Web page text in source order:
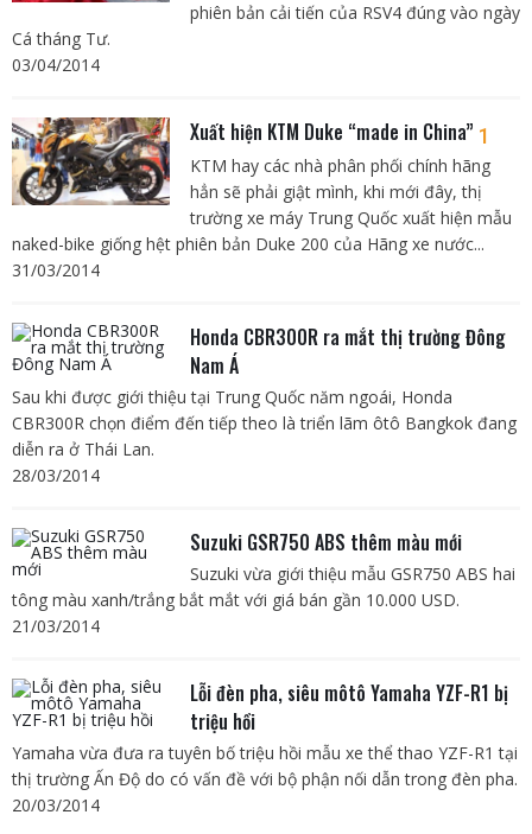
phiên bản cải tiến của RSV4 đúng vào ngày
Cá tháng Tư.
03/04/2014
Xuất hiện KTM Duke “made in China” 1
KTM hay các nhà phân phối chính hãng
hẳn sẽ phải giật mình, khi mới đây, thị
trường xe máy Trung Quốc xuất hiện mẫu
naked-bike giống hệt phiên bản Duke 200 của Hãng xe nước...
31/03/2014
Honda CBR300R ra mắt thị trường Đông
Nam Á
Sau khi được giới thiệu tại Trung Quốc năm ngoái, Honda
CBR300R chọn điểm đến tiếp theo là triển lãm ôtô Bangkok đang
diễn ra ở Thái Lan.
28/03/2014
Suzuki GSR750 ABS thêm màu mới
Suzuki vừa giới thiệu mẫu GSR750 ABS hai
tông màu xanh/trắng bắt mắt với giá bán gần 10.000 USD.
21/03/2014
Lỗi đèn pha, siêu môtô Yamaha YZF-R1 bị
triệu hồi
Yamaha vừa đưa ra tuyên bố triệu hồi mẫu xe thể thao YZF-R1 tại
thị trường Ấn Độ do có vấn đề với bộ phận nối dẫn trong đèn pha.
20/03/2014